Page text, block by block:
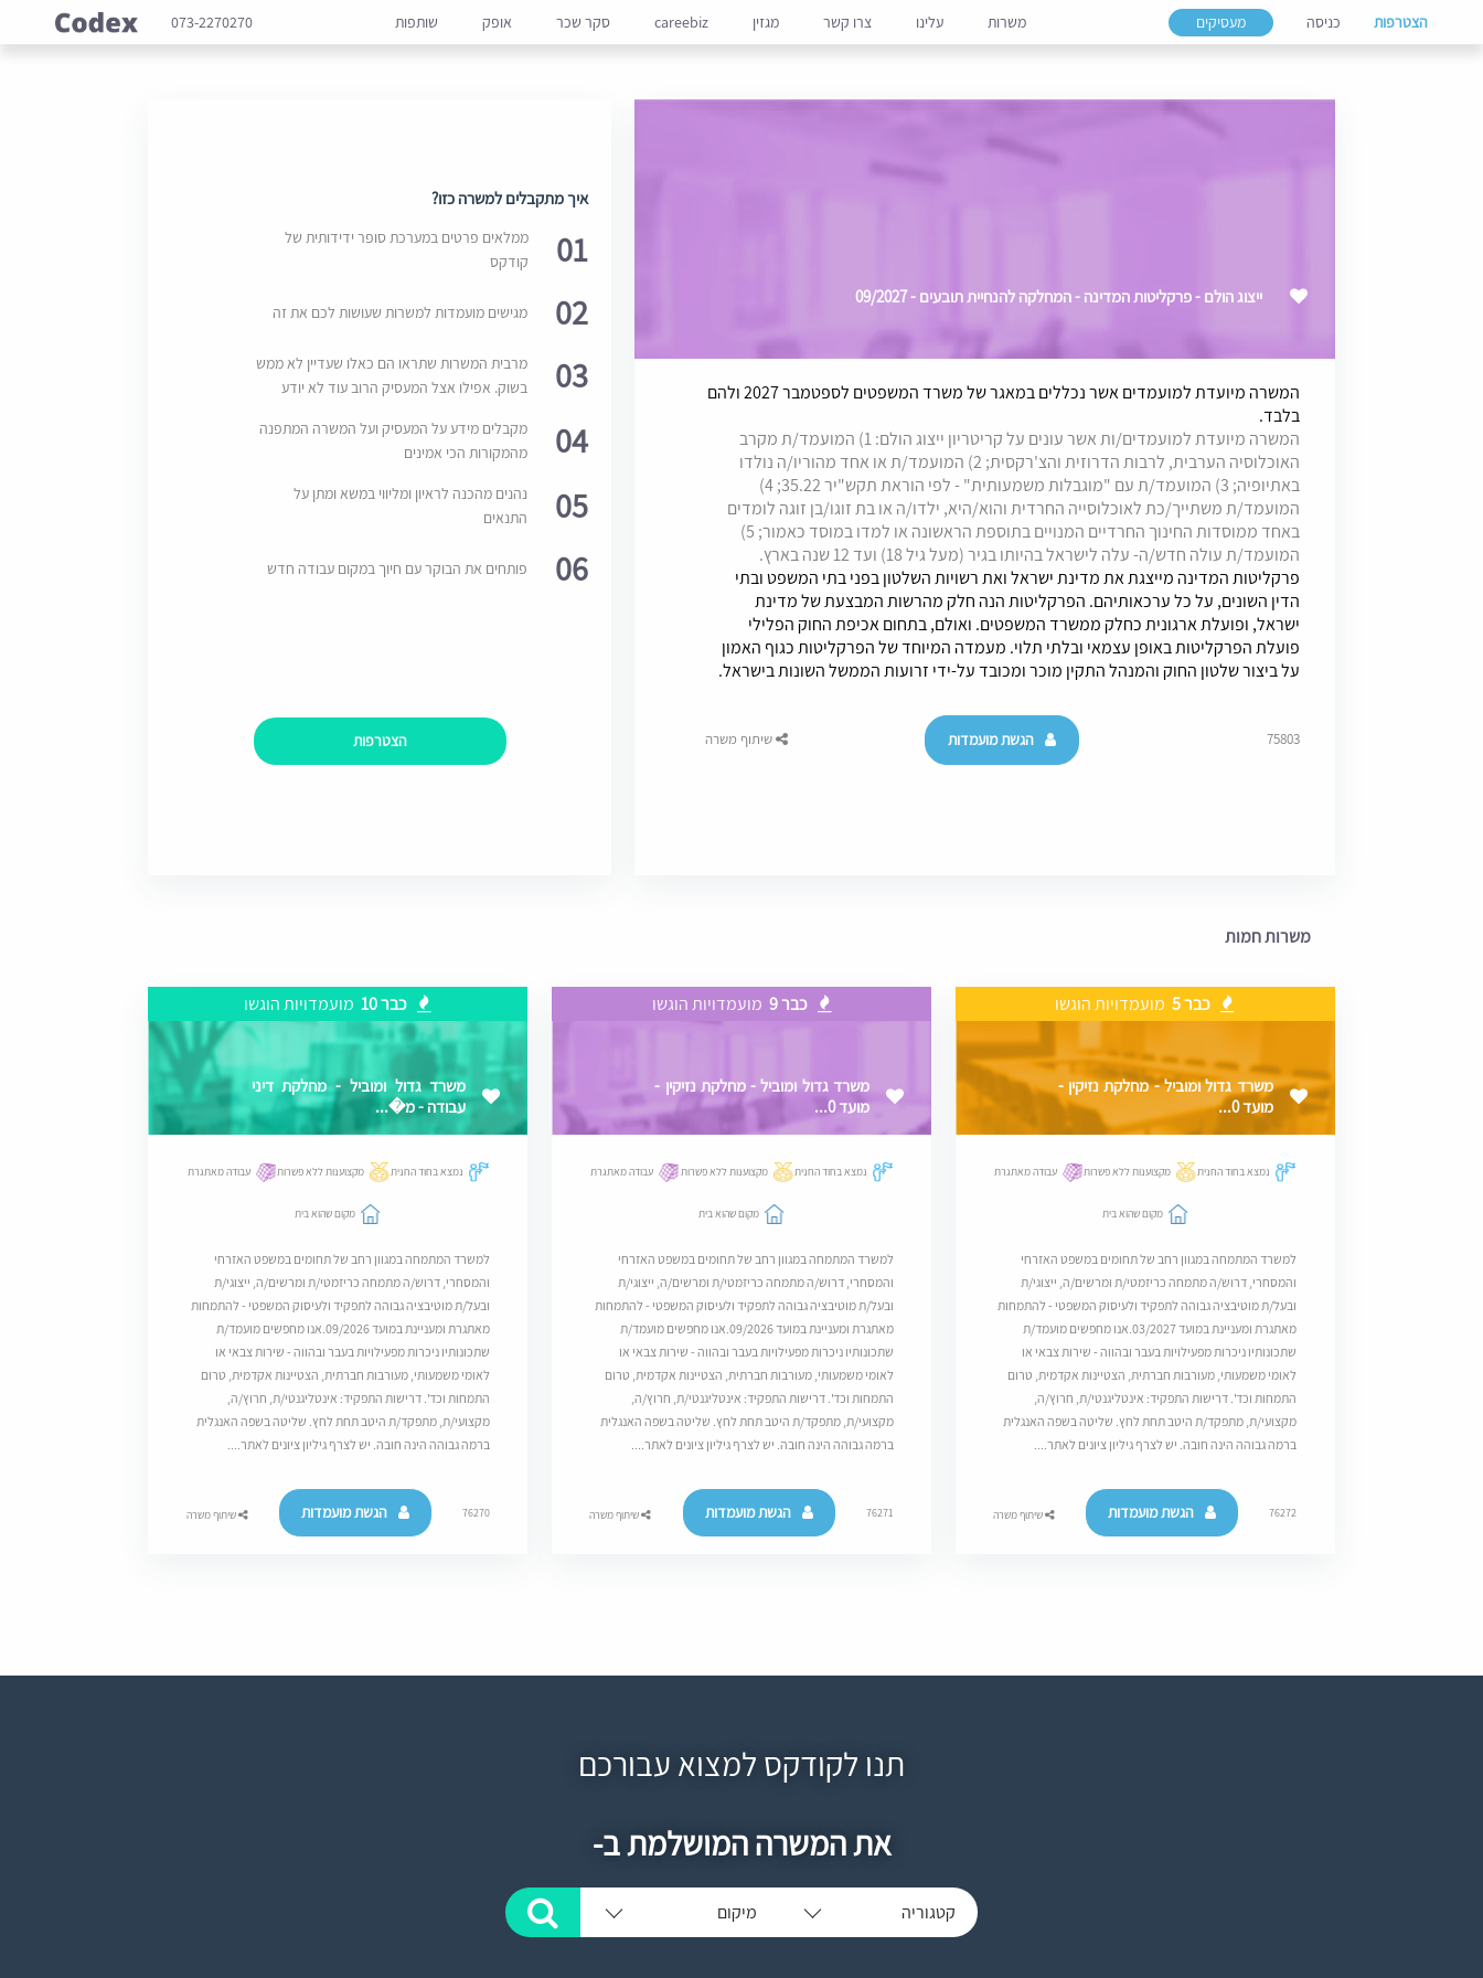
הצטרפות כניסה מעסיקים משרות עלינו צרו קשר מגזין careebiz סקר שכר אופק שותפות 073-2270270
ייצוג הולם - פרקליטות המדינה - המחלקה להנחיית תובעים - 09/2027
המשרה מיועדת למועמדים אשר נכללים במאגר של משרד המשפטים לספטמבר 2027 ולהם
בלבד.
המשרה מיועדת למועמדים/ות אשר עונים על קריטריון ייצוג הולם: 1) המועמד/ת מקרב
האוכלוסיה הערבית, לרבות הדרוזית והצ'רקסית; 2) המועמד/ת או אחד מהוריו/ה נולדו
באתיופיה; 3) המועמד/ת עם "מוגבלות משמעותית" - לפי הוראת תקש"יר 35.22; 4)
המועמד/ת משתייך/כת לאוכלוסייה החרדית והוא/היא, ילדו/ה או בת זוגו/בן זוגה לומדים
באחד ממוסדות החינוך החרדיים המנויים בתוספת הראשונה או למדו במוסד כאמור; 5)
המועמד/ת עולה חדש/ה- עלה לישראל בהיותו בגיר (מעל גיל 18) ועד 12 שנה בארץ.
פרקליטות המדינה מייצגת את מדינת ישראל ואת רשויות השלטון בפני בתי המשפט ובתי
הדין השונים, על כל ערכאותיהם. הפרקליטות הנה חלק מהרשות המבצעת של מדינת
ישראל, ופועלת ארגונית כחלק ממשרד המשפטים. ואולם, בתחום אכיפת החוק הפלילי
פועלת הפרקליטות באופן עצמאי ובלתי תלוי. מעמדה המיוחד של הפרקליטות כגוף האמון
על ביצור שלטון החוק והמנהל התקין מוכר ומכובד על-ידי זרועות הממשל השונות בישראל.
75803 הגשת מועמדות שיתוף משרה
איך מתקבלים למשרה כזו?
01
ממלאים פרטים במערכת סופר ידידותית של
קודקס
02 מגישים מועמדות למשרות שעושות לכם את זה
03
מרבית המשרות שתראו הם כאלו שעדיין לא ממש
בשוק. אפילו אצל המעסיק הרוב עוד לא יודע
04
מקבלים מידע על המעסיק ועל המשרה המתפנה
מהמקורות הכי אמינים
05
נהנים מהכנה לראיון ומליווי במשא ומתן על
התנאים
06 פותחים את הבוקר עם חיוך במקום עבודה חדש
הצטרפות
משרות חמות
כבר 5 מועמדויות הוגשו
משרד גדול ומוביל - מחלקת נזיקין -
מועד 0...
נמצא בחוד החנית מקצוענות ללא פשרות עבודה מאתגרת
מקום שהוא בית
למשרד המתמחה במגוון רחב של תחומים במשפט האזרחי
והמסחרי, דרוש/ה מתמחה כריזמטי/ת ומרשים/ה, ייצוגי/ת
ובעל/ת מוטיבציה גבוהה לתפקיד ולעיסוק המשפטי - להתמחות
מאתגרת ומעניינת במועד 03/2027.אנו מחפשים מועמד/ת
שתכונותיו ניכרות מפעילויות בעבר ובהווה - שירות צבאי או
לאומי משמעותי, מעורבות חברתית, הצטיינות אקדמית, טרום
התמחות וכד'. דרישות התפקיד: אינטליגנטי/ת, חרוץ/ה,
מקצועי/ת, מתפקד/ת היטב תחת לחץ. שליטה בשפה האנגלית
ברמה גבוהה הינה חובה. יש לצרף גיליון ציונים לאתר....
76272 הגשת מועמדות שיתוף משרה
כבר 9 מועמדויות הוגשו
משרד גדול ומוביל - מחלקת נזיקין -
מועד 0...
נמצא בחוד החנית מקצוענות ללא פשרות עבודה מאתגרת
מקום שהוא בית
למשרד המתמחה במגוון רחב של תחומים במשפט האזרחי
והמסחרי, דרוש/ה מתמחה כריזמטי/ת ומרשים/ה, ייצוגי/ת
ובעל/ת מוטיבציה גבוהה לתפקיד ולעיסוק המשפטי - להתמחות
מאתגרת ומעניינת במועד 09/2026.אנו מחפשים מועמד/ת
שתכונותיו ניכרות מפעילויות בעבר ובהווה - שירות צבאי או
לאומי משמעותי, מעורבות חברתית, הצטיינות אקדמית, טרום
התמחות וכד'. דרישות התפקיד: אינטליגנטי/ת, חרוץ/ה,
מקצועי/ת, מתפקד/ת היטב תחת לחץ. שליטה בשפה האנגלית
ברמה גבוהה הינה חובה. יש לצרף גיליון ציונים לאתר....
76271 הגשת מועמדות שיתוף משרה
כבר 10 מועמדויות הוגשו
משרד גדול ומוביל - מחלקת דיני
עבודה - מ�...
נמצא בחוד החנית מקצוענות ללא פשרות עבודה מאתגרת
מקום שהוא בית
למשרד המתמחה במגוון רחב של תחומים במשפט האזרחי
והמסחרי, דרוש/ה מתמחה כריזמטי/ת ומרשים/ה, ייצוגי/ת
ובעל/ת מוטיבציה גבוהה לתפקיד ולעיסוק המשפטי - להתמחות
מאתגרת ומעניינת במועד 09/2026.אנו מחפשים מועמד/ת
שתכונותיו ניכרות מפעילויות בעבר ובהווה - שירות צבאי או
לאומי משמעותי, מעורבות חברתית, הצטיינות אקדמית, טרום
התמחות וכד'. דרישות התפקיד: אינטליגנטי/ת, חרוץ/ה,
מקצועי/ת, מתפקד/ת היטב תחת לחץ. שליטה בשפה האנגלית
ברמה גבוהה הינה חובה. יש לצרף גיליון ציונים לאתר....
76270 הגשת מועמדות שיתוף משרה
תנו לקודקס למצוא עבורכם
את המשרה המושלמת ב-
קטגוריה מיקום